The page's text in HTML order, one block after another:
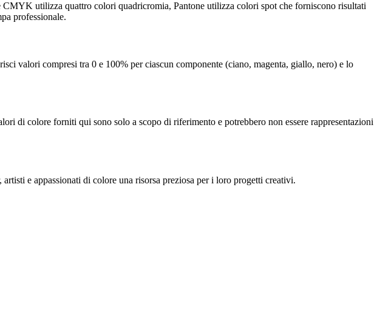
utilizza quattro colori quadricromia, Pantone utilizza colori spot che forniscono risultati
professionale.
valori compresi tra 0 e 100% per ciascun componente (ciano, magenta, giallo, nero) e lo
di colore forniti qui sono solo a scopo di riferimento e potrebbero non essere rappresentazioni
e appassionati di colore una risorsa preziosa per i loro progetti creativi.